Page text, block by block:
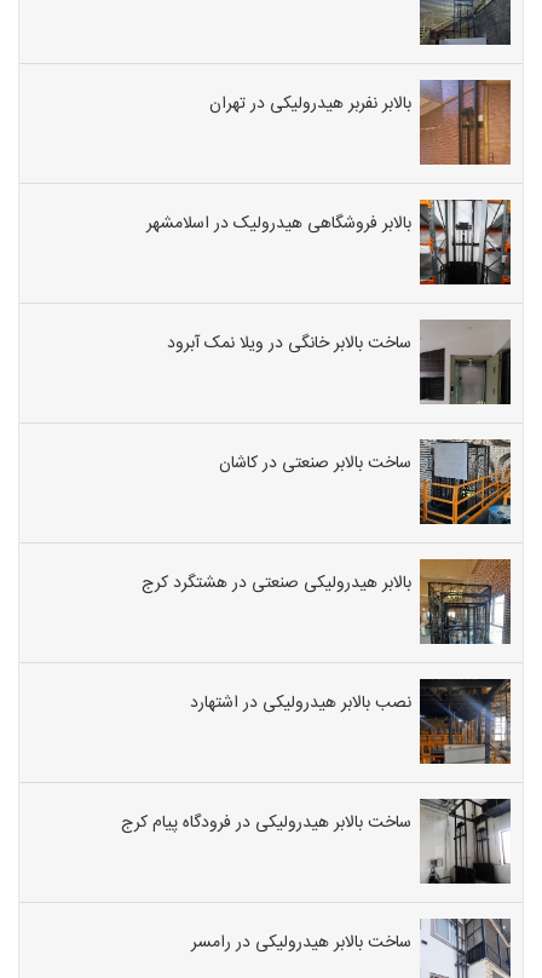
بالابر نفربر هیدرولیکی در تهران
بالابر فروشگاهی هیدرولیک در اسلامشهر
ساخت بالابر خانگی در ویلا نمک آبرود
ساخت بالابر صنعتی در کاشان
بالابر هیدرولیکی صنعتی در هشتگرد کرج
نصب بالابر هیدرولیکی در اشتهارد
ساخت بالابر هیدرولیکی در فرودگاه پیام کرج
ساخت بالابر هیدرولیکی در رامسر